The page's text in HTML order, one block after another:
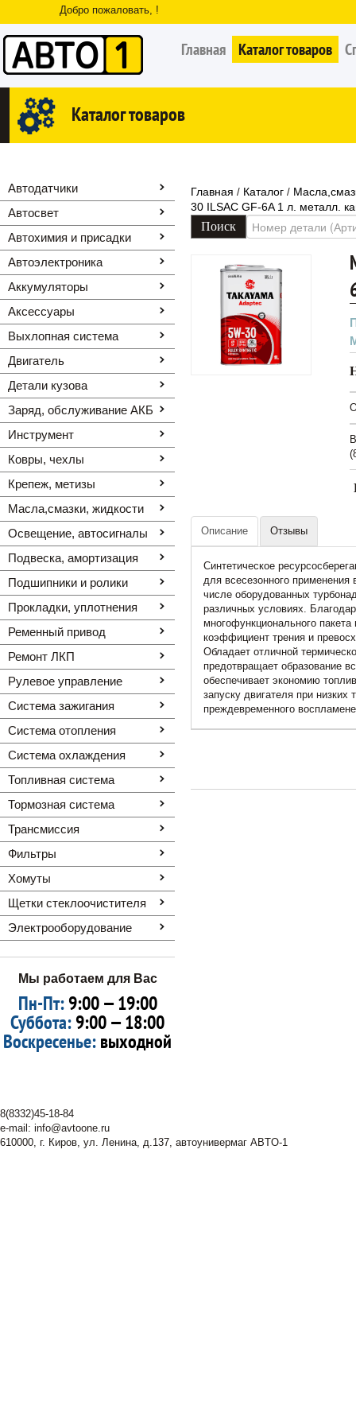
Добро пожаловать, !
Главная Каталог товаров
Каталог товаров
Автодатчики
Автосвет
Автохимия и присадки
Автоэлектроника
Аккумуляторы
Аксессуары
Выхлопная система
Двигатель
Детали кузова
Заряд, обслуживание АКБ
Инструмент
Ковры, чехлы
Крепеж, метизы
Масла,смазки, жидкости
Освещение, автоcигналы
Подвеска, амортизация
Подшипники и ролики
Прокладки, уплотнения
Ременный привод
Ремонт ЛКП
Рулевое управление
Система зажигания
Система отопления
Система охлаждения
Топливная система
Тормозная система
Трансмиссия
Фильтры
Хомуты
Щетки стеклоочистителя
Электрооборудование
Мы работаем для Вас
Пн-Пт:9:00 — 19:00
Суббота:9:00 — 18:00
Воскресенье:выходной
Главная / Каталог /
30 ILSAC GF-6A 1 л. металл.
Описание Отзывы
Cинтетическое
для всесезонного
числе оборудованных
различных условиях.
многофункционального
коэффициент трения и
Обладает отличной
предотвращает образование
обеспечивает экономию
запуску двигателя при
преждевременного
8(8332)45-18-84
e-mail: info@avtoone.ru
610000, г. Киров, ул. Ленина, д.137, автоунивермаг ABTO-1